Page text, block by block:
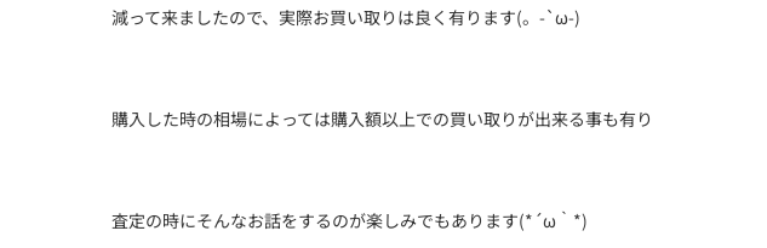
減って来ましたので、実際お買い取りは良く有ります(。-`ω-)
購入した時の相場によっては購入額以上での買い取りが出来る事も有り
査定の時にそんなお話をするのが楽しみでもあります(*´ω｀*)